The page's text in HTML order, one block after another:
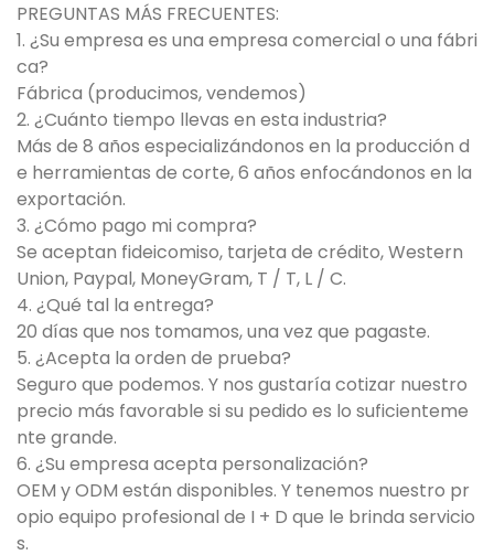
PREGUNTAS MÁS FRECUENTES:
1. ¿Su empresa es una empresa comercial o una fábri
ca?
Fábrica (producimos, vendemos)
2. ¿Cuánto tiempo llevas en esta industria?
Más de 8 años especializándonos en la producción d
e herramientas de corte, 6 años enfocándonos en la
exportación.
3. ¿Cómo pago mi compra?
Se aceptan fideicomiso, tarjeta de crédito, Western
Union, Paypal, MoneyGram, T / T, L / C.
4. ¿Qué tal la entrega?
20 días que nos tomamos, una vez que pagaste.
5. ¿Acepta la orden de prueba?
Seguro que podemos. Y nos gustaría cotizar nuestro
precio más favorable si su pedido es lo suficienteme
nte grande.
6. ¿Su empresa acepta personalización?
OEM y ODM están disponibles. Y tenemos nuestro pr
opio equipo profesional de I + D que le brinda servicio
s.